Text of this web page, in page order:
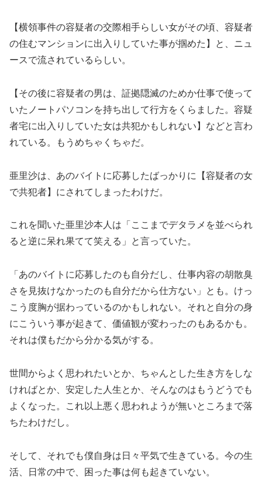
【横領事件の容疑者の交際相手らしい女がその頃、容疑者
の住むマンションに出入りしていた事が掴めた】と、ニュ
ースで流されているらしい。
【その後に容疑者の男は、証拠隠滅のためか仕事で使って
いたノートパソコンを持ち出して行方をくらました。容疑
者宅に出入りしていた女は共犯かもしれない】などと言わ
れている。もうめちゃくちゃだ。
亜里沙は、あのバイトに応募したばっかりに【容疑者の女
で共犯者】にされてしまったわけだ。
これを聞いた亜里沙本人は「ここまでデタラメを並べられ
ると逆に呆れ果てて笑える」と言っていた。
「あのバイトに応募したのも自分だし、仕事内容の胡散臭
さを見抜けなかったのも自分だから仕方ない」とも。けっ
こう度胸が据わっているのかもしれない。それと自分の身
にこういう事が起きて、価値観が変わったのもあるかも。
それは僕もだから分かる気がする。
世間からよく思われたいとか、ちゃんとした生き方をしな
ければとか、安定した人生とか、そんなのはもうどうでも
よくなった。これ以上悪く思われようが無いところまで落
ちたわけだし。
そして、それでも僕自身は日々平気で生きている。今の生
活、日常の中で、困った事は何も起きていない。